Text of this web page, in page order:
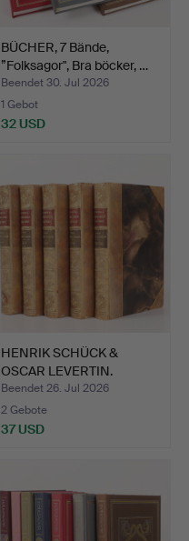
BÜCHER, 7 Bände,
”Folksagor", Bra böcker, …
Beendet 30. Jul 2026
1 Gebot
32 USD
HENRIK SCHÜCK &
OSCAR LEVERTIN.
"Svenska m…
Beendet 26. Jul 2026
2 Gebote
37 USD